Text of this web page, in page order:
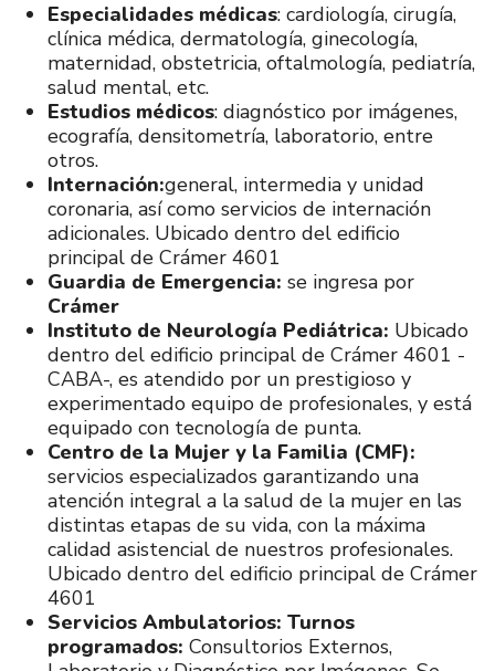
Especialidades médicas: cardiología, cirugía,
clínica médica, dermatología, ginecología,
maternidad, obstetricia, oftalmología, pediatría,
salud mental, etc.
Estudios médicos: diagnóstico por imágenes,
ecografía, densitometría, laboratorio, entre
otros.
Internación:general, intermedia y unidad
coronaria, así como servicios de internación
adicionales. Ubicado dentro del edificio
principal de Crámer 4601
Guardia de Emergencia: se ingresa por
Crámer
Instituto de Neurología Pediátrica: Ubicado
dentro del edificio principal de Crámer 4601 -
CABA-, es atendido por un prestigioso y
experimentado equipo de profesionales, y está
equipado con tecnología de punta.
Centro de la Mujer y la Familia (CMF):
servicios especializados garantizando una
atención integral a la salud de la mujer en las
distintas etapas de su vida, con la máxima
calidad asistencial de nuestros profesionales.
Ubicado dentro del edificio principal de Crámer
4601
Servicios Ambulatorios: Turnos
programados:Consultorios Externos,